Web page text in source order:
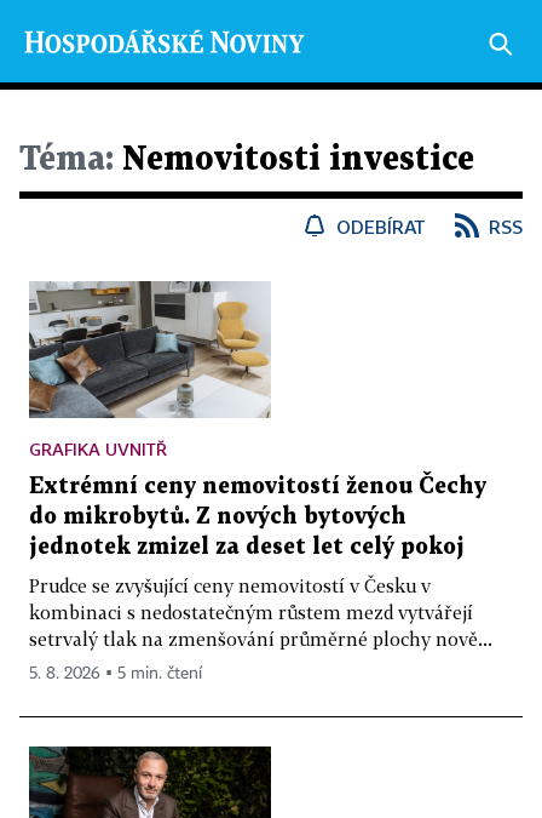
Téma: Nemovitosti investice
ODEBÍRAT RSS
GRAFIKA UVNITŘ
Extrémní ceny nemovitostí ženou Čechy
do mikrobytů. Z nových bytových
jednotek zmizel za deset let celý pokoj
Prudce se zvyšující ceny nemovitostí v Česku v
kombinaci s nedostatečným růstem mezd vytvářejí
setrvalý tlak na zmenšování průměrné plochy nově...
5. 8. 2026 ▪ 5 min. čtení